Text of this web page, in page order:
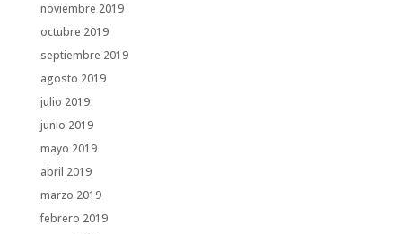
noviembre 2019
octubre 2019
septiembre 2019
agosto 2019
julio 2019
junio 2019
mayo 2019
abril 2019
marzo 2019
febrero 2019